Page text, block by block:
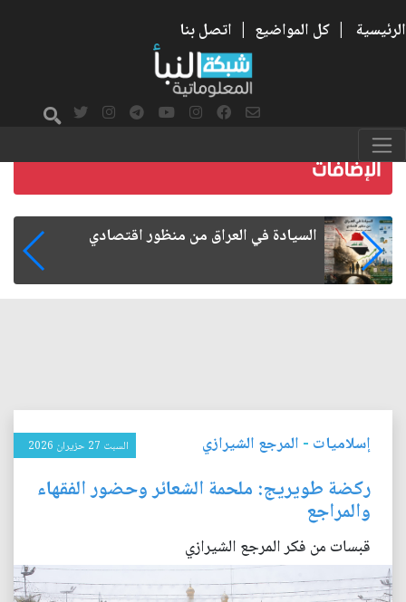
الرئيسية | كل المواضيع | اتصل بنا
ما بعد الأربعين.. كيف اتسعت الزيارة من هويتها
إسلاميات - المرجع الشيرازي السبت 27 حزيران 2026
ركضة طويريج: ملحمة الشعائر وحضور الفقهاء
والمراجع
قبسات من فكر المرجع الشيرازي